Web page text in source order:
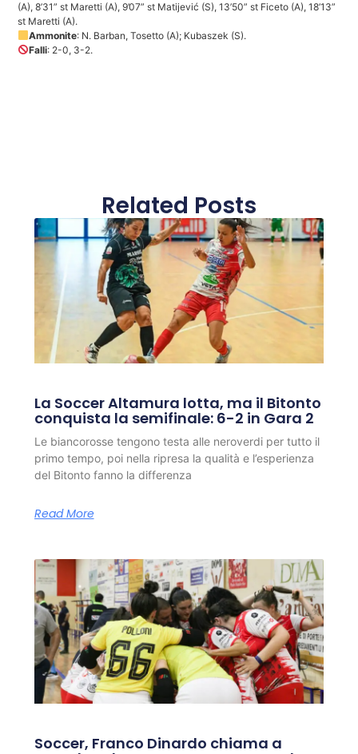
(A), 8’31” st Maretti (A), 9’07” st Matijević (S), 13’50” st Ficeto (A), 18’13”
st Maretti (A).
Ammonite: N. Barban, Tosetto (A); Kubaszek (S).
Falli: 2-0, 3-2.
Related Posts
La Soccer Altamura lotta, ma il Bitonto
conquista la semifinale: 6-2 in Gara 2
Le biancorosse tengono testa alle neroverdi per tutto il
primo tempo, poi nella ripresa la qualità e l’esperienza
del Bitonto fanno la differenza
Read More
Soccer, Franco Dinardo chiama a